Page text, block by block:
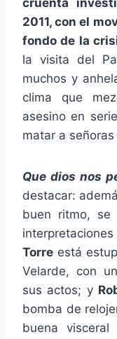
cruenta
2011, con el
fondo de la
la visita del
muchos y
clima que
asesino en
matar a
Que dios nos
destacar:
buen ritmo,
Torre está
Velarde, con
sus actos; y
bomba de
buena